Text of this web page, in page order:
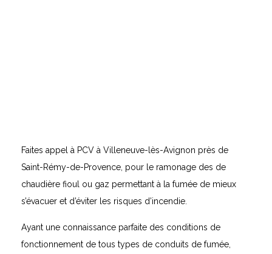
Faites appel à PCV à Villeneuve-lès-Avignon près de
Saint-Rémy-de-Provence, pour le ramonage des de
chaudière fioul ou gaz permettant à la fumée de mieux
s’évacuer et d’éviter les risques d’incendie.
Ayant une connaissance parfaite des conditions de
fonctionnement de tous types de conduits de fumée,